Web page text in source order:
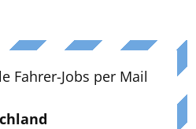
Fahrer-Jobs per Mail